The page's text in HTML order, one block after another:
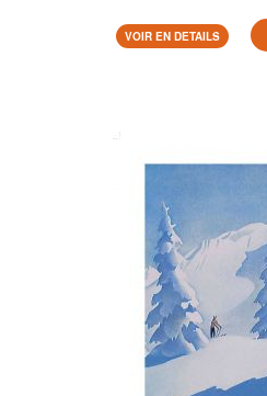
VOIR EN DETAILS